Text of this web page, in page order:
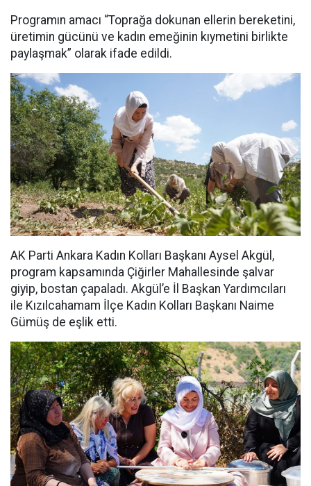
Programın amacı “Toprağa dokunan ellerin bereketini,
üretimin gücünü ve kadın emeğinin kıymetini birlikte
paylaşmak” olarak ifade edildi.
AK Parti Ankara Kadın Kolları Başkanı Aysel Akgül,
program kapsamında Çiğirler Mahallesinde şalvar
giyip, bostan çapaladı. Akgül’e İl Başkan Yardımcıları
ile Kızılcahamam İlçe Kadın Kolları Başkanı Naime
Gümüş de eşlik etti.